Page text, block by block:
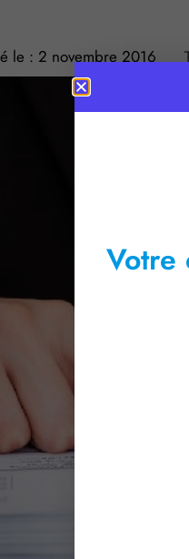
le : 2 novembre 2016
Votre